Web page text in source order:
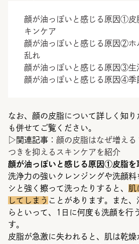
顔が油っぽいと感じる原因①皮
キンケア
顔が油っぽいと感じる原因②ホ
乱れ
顔が油っぽいと感じる原因③生
顔が油っぽいと感じる原因④季
なお、顔の皮脂について詳しく知
も併せてご覧ください。
▷関連記事： 顔の皮脂はなぜ増え
つきを抑えるスキンケアを紹介
顔が油っぽいと感じる原因①皮脂を
洗浄力の強いクレンジングや洗顔
シと強く擦って洗ったりすると、 肌
してしまう ことがあります。また
らといって、1日に何度も洗顔を行
す。
皮脂が急激に失われると、肌は乾燥